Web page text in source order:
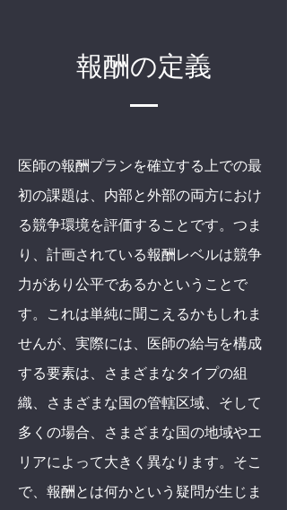
報酬の定義
医師の報酬プランを確立する上での最
初の課題は、内部と外部の両方におけ
る競争環境を評価することです。つま
り、計画されている報酬レベルは競争
力があり公平であるかということで
す。これは単純に聞こえるかもしれま
せんが、実際には、医師の給与を構成
する要素は、さまざまなタイプの組
織、さまざまな国の管轄区域、そして
多くの場合、さまざまな国の地域やエ
リアによって大きく異なります。そこ
で、報酬とは何かという疑問が生じま